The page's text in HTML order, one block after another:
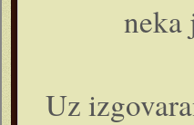
neka
Uz